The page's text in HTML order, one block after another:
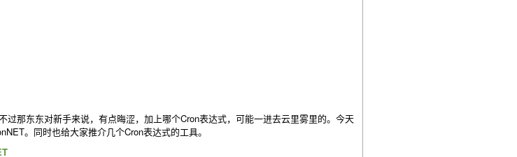
那东东对新手来说，有点晦涩，加上哪个Cron表达式，可能一进去云里雾里的。今天
。同时也给大家推介几个Cron表达式的工具。